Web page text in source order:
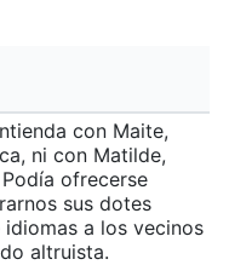
con Maite,
ni con Matilde,
ofrecerse
sus dotes
a los vecinos
altruista.